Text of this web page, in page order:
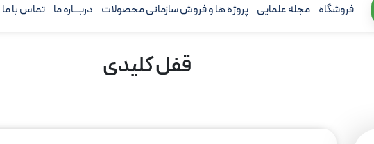
فروشگاه مجله علمایی پروژه ها و فروش سازمانی محصولات دربـــاره ما تماس با ما
قفل کلیدی